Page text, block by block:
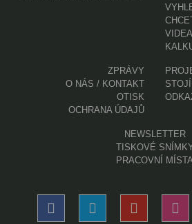
VIDEA
ZPRÁVY
O NÁS / KONTAKT
OTISK
OCHRANA ÚDAJŮ
NEWSLETTER
TISKOVÉ
PRACOVNÍ MÍSTA